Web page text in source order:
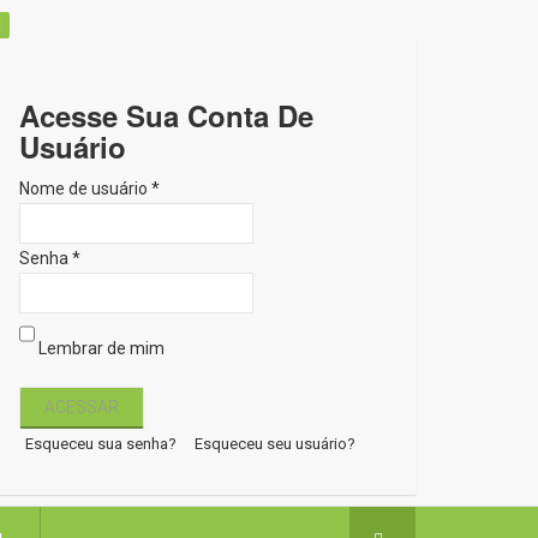
Acesse Sua Conta De
Usuário
Nome de usuário *
Senha *
Lembrar de mim
Esqueceu sua senha? Esqueceu seu usuário?